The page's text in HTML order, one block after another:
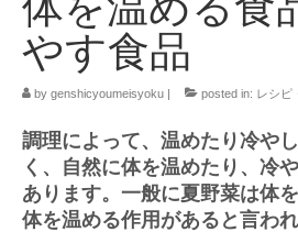
商品紹介
コラム
レシピ・食事コラム
会社概要
やす食品
by genshicyoumeisyoku | posted in: レシピ
調理によって、温めたり冷や
く、自然に体を温めたり、冷
あります。一般に夏野菜は体
体を温める作用があると言われ